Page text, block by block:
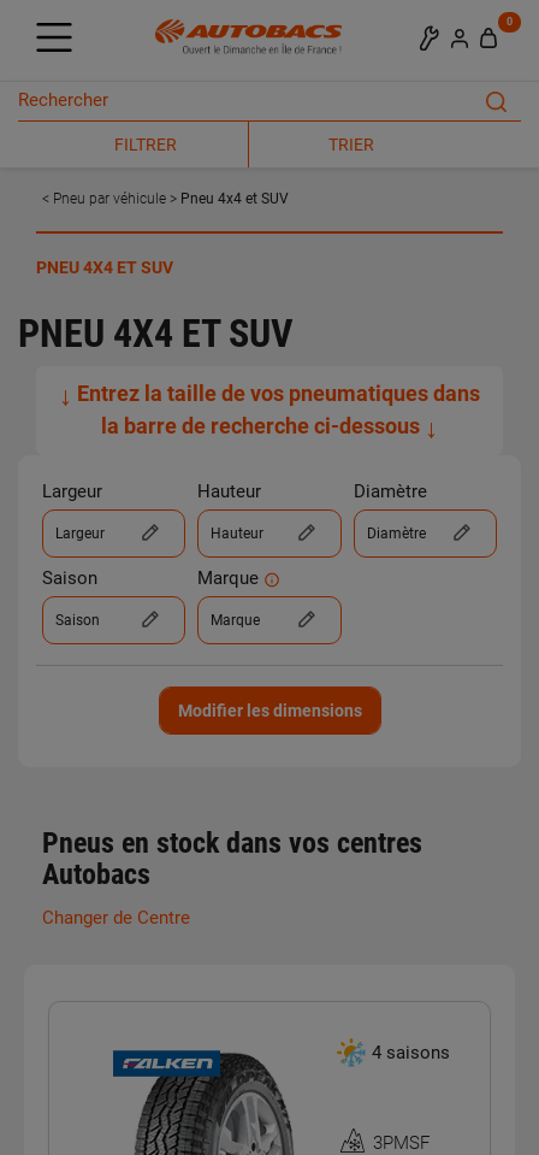
0
FILTRER TRIER
Pneu par véhicule Pneu 4x4 et SUV
PNEU 4X4 ET SUV
PNEU 4X4 ET SUV
↓ Entrez la taille de vos pneumatiques dans
la barre de recherche ci-dessous ↓
Largeur
Largeur
Hauteur
Hauteur
Diamètre
Diamètre
Saison
Saison
Marque
Marque
Modifier les dimensions
Pneus en stock dans vos centres
Autobacs
Changer de Centre
4 saisons
3PMSF